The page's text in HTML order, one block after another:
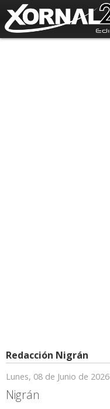
Redacción Nigrán
Lunes, 08 de Junio de 2026
Nigrán